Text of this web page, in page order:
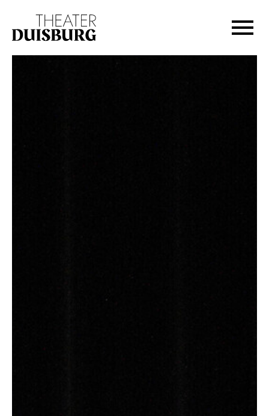
Zur Hauptnavigation springen
Zum Footer springen